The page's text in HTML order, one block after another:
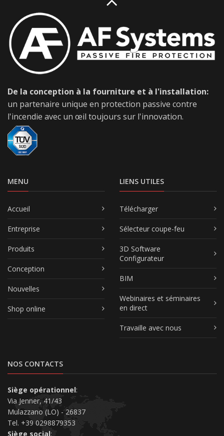
De la conception à la fourniture et à l'installation:
un partenaire unique en protection passive contre
l'incendie avec un œil toujours sur l'innovation.
MENU
Accueil
Entreprise
Produits
Conception
Nouvelles
Shop online
LIENS UTILES
Télécharger
Sélecteur coupe-feu
3D Software
Configurateur
BIM
Webinaires et séminaires
en direct
Travaille avec nous
NOS CONTACTS
Siège opérationnel:
Via Jenner, 41/43
Mulazzano (LO) - 26837
Tel. +39 0298879353
Siège social: